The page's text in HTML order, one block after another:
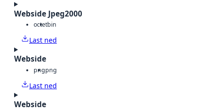
Webside Jpeg2000
octetbin
Last ned
Webside
pngpng
Last ned
Webside